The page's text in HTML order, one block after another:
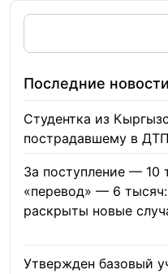
Последние новости
Студентка из
пострадавшему в ДТП
За поступление — 10
«перевод» — 6
раскрыты новые
Утвержден базовый